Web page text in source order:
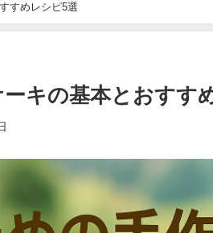
すめレシピ5選
キの基本とおすす